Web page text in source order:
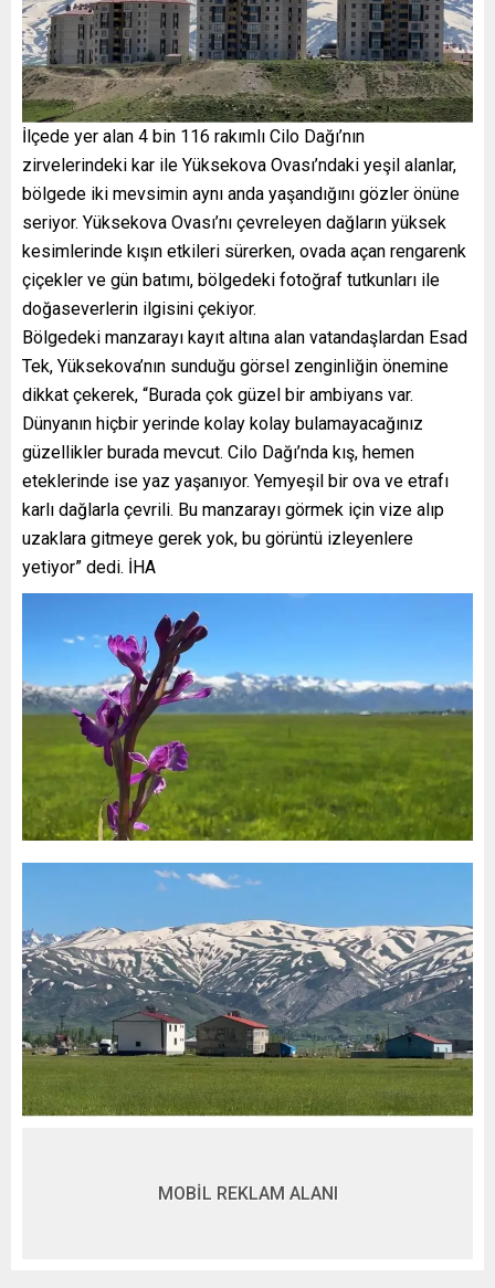
İlçede yer alan 4 bin 116 rakımlı Cilo Dağı’nın
zirvelerindeki kar ile Yüksekova Ovası’ndaki yeşil alanlar,
bölgede iki mevsimin aynı anda yaşandığını gözler önüne
seriyor. Yüksekova Ovası’nı çevreleyen dağların yüksek
kesimlerinde kışın etkileri sürerken, ovada açan rengarenk
çiçekler ve gün batımı, bölgedeki fotoğraf tutkunları ile
doğaseverlerin ilgisini çekiyor.
Bölgedeki manzarayı kayıt altına alan vatandaşlardan Esad
Tek, Yüksekova’nın sunduğu görsel zenginliğin önemine
dikkat çekerek, “Burada çok güzel bir ambiyans var.
Dünyanın hiçbir yerinde kolay kolay bulamayacağınız
güzellikler burada mevcut. Cilo Dağı’nda kış, hemen
eteklerinde ise yaz yaşanıyor. Yemyeşil bir ova ve etrafı
karlı dağlarla çevrili. Bu manzarayı görmek için vize alıp
uzaklara gitmeye gerek yok, bu görüntü izleyenlere
yetiyor” dedi. İHA
MOBİL REKLAM ALANI